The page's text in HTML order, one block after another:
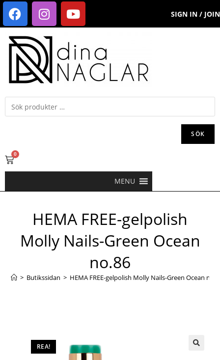
SIGN IN / JOIN
SÖK
0
MENU
HEMA FREE-gelpolish
Molly Nails-Green Ocean
no.86
> Butikssidan > HEMA FREE-gelpolish Molly Nails-Green Ocean
REA!